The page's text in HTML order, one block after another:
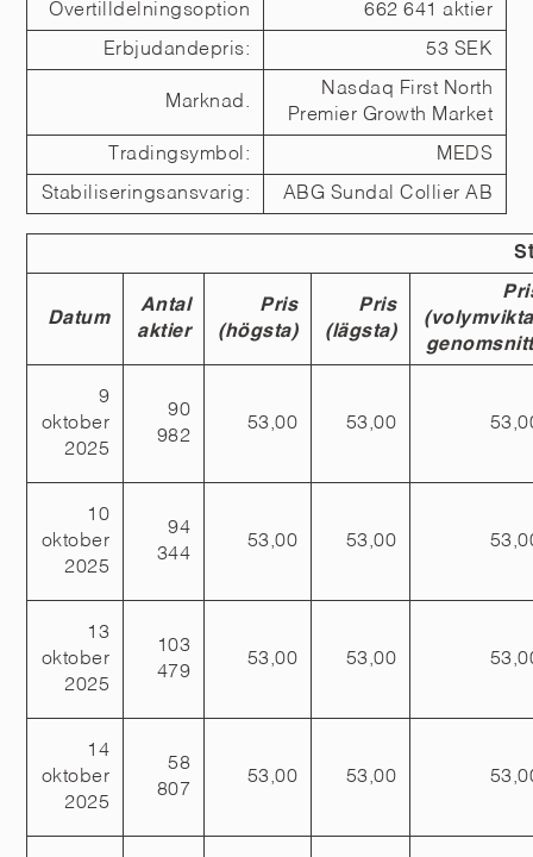
Övertilldelningsoption 662 641 aktier
Erbjudandepris: 53 SEK
Marknad.
Nasdaq First North
Premier Growth Market
Tradingsymbol: MEDS
Stabiliseringsansvarig: ABG Sundal Collier AB
Datum
Antal
aktier
Pris
(högsta)
Pris
(lägsta)
9
oktober
2025
90
982
53,00 53,00
10
oktober
2025
94
344
53,00 53,00
13
oktober
2025
103
479
53,00 53,00
14
oktober
2025
58
807
53,00 53,00